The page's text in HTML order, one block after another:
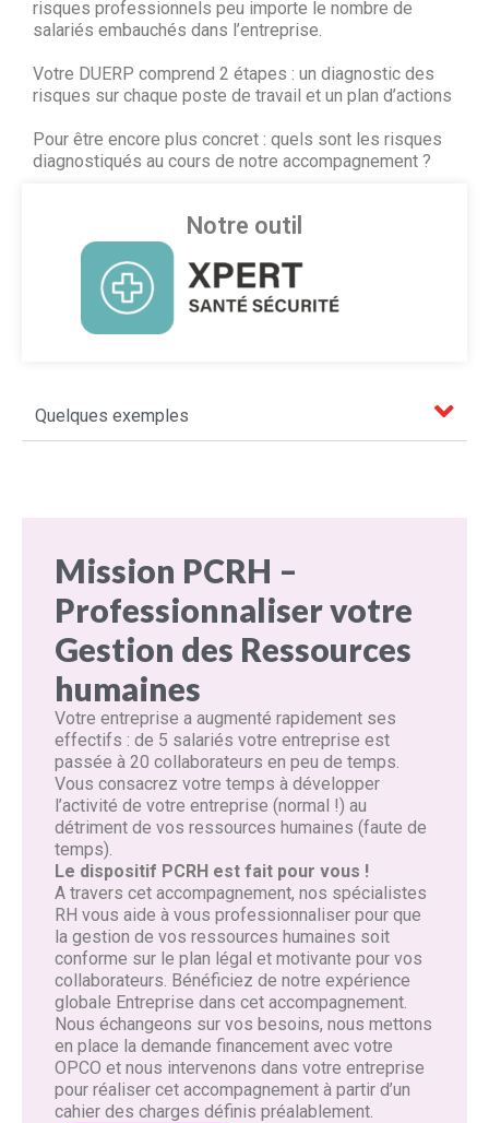
risques professionnels peu importe le nombre de
salariés embauchés dans l’entreprise.
Votre DUERP comprend 2 étapes : un diagnostic des
risques sur chaque poste de travail et un plan d’actions
Pour être encore plus concret : quels sont les risques
diagnostiqués au cours de notre accompagnement ?
Notre outil
Quelques exemples
Mission PCRH –
Professionnaliser votre
Gestion des Ressources
humaines
Votre entreprise a augmenté rapidement ses
effectifs : de 5 salariés votre entreprise est
passée à 20 collaborateurs en peu de temps.
Vous consacrez votre temps à développer
l’activité de votre entreprise (normal !) au
détriment de vos ressources humaines (faute de
temps).
Le dispositif PCRH est fait pour vous !
A travers cet accompagnement, nos spécialistes
RH vous aide à vous professionnaliser pour que
la gestion de vos ressources humaines soit
conforme sur le plan légal et motivante pour vos
collaborateurs. Bénéficiez de notre expérience
globale Entreprise dans cet accompagnement.
Nous échangeons sur vos besoins, nous mettons
en place la demande financement avec votre
OPCO et nous intervenons dans votre entreprise
pour réaliser cet accompagnement à partir d’un
cahier des charges définis préalablement.